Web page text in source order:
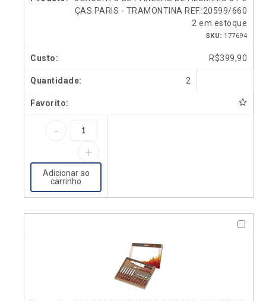
ÇAS PARIS - TRAMONTINA REF.:20599/660
2 em estoque
SKU: 177694
R$399,90
2
Adicionar ao
carrinho